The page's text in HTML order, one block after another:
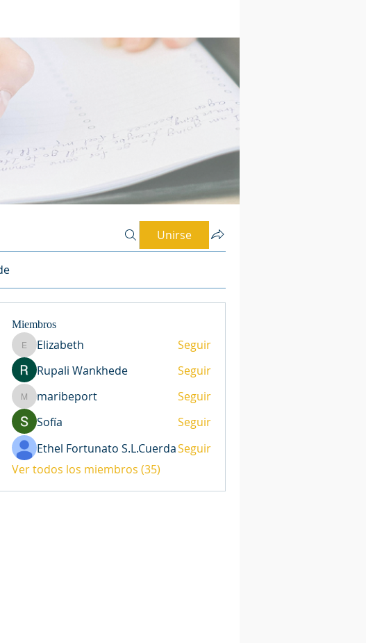
Unirse
Miembros
Elizabeth
Elizabeth
Seguir
Rupali Wankhede
Seguir
maribeport
maribeport
Seguir
Sofía
Seguir
Ethel Fortunato S.L.CuerdaSeguir
Ver todos los miembros (35)